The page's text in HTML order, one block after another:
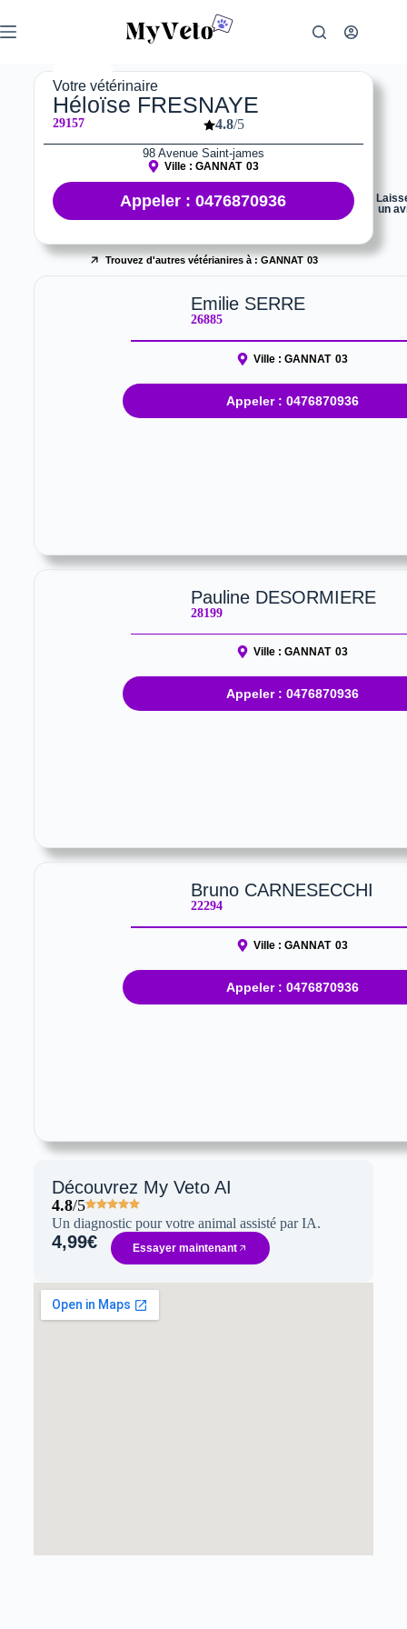
Votre vétérinaire
Héloïse FRESNAYE
29157 4.8/5
98 Avenue Saint-james
Ville :GANNAT 03
Appeler : 0476870936
un
Trouvez d'autres vétérianires à :GANNAT 03
Emilie SERRE
26885
Ville :GANNAT 03
Appeler : 0476870936
Pauline DESORMIERE
28199
Ville :GANNAT 03
Appeler : 0476870936
Bruno CARNESECCHI
22294
Ville :GANNAT 03
Appeler : 0476870936
Découvrez My Veto AI
4.8/5
Un diagnostic pour votre animal assisté par IA.
4,99€ Essayer maintenant